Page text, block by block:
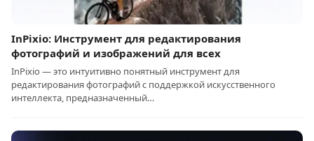
InPixio: Инструмент для редактирования
фотографий и изображений для всех
InPixio — это интуитивно понятный инструмент для
редактирования фотографий с поддержкой искусственного
интеллекта, предназначенный…